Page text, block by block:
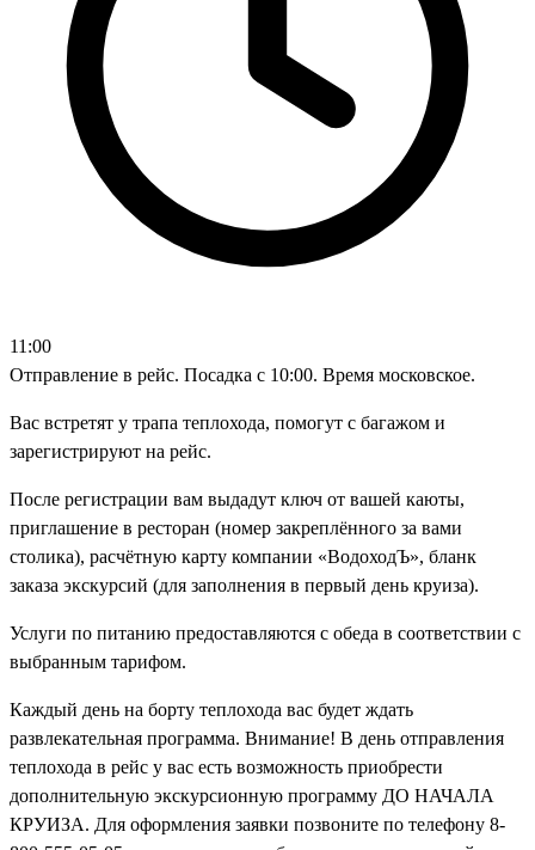
11:00
Отправление в рейс. Посадка с 10:00. Время московское.
Вас встретят у трапа теплохода, помогут с багажом и
зарегистрируют на рейс.
После регистрации вам выдадут ключ от вашей каюты,
приглашение в ресторан (номер закреплённого за вами
столика), расчётную карту компании «ВодоходЪ», бланк
заказа экскурсий (для заполнения в первый день круиза).
Услуги по питанию предоставляются с обеда в соответствии с
выбранным тарифом.
Каждый день на борту теплохода вас будет ждать
развлекательная программа. Внимание! В день отправления
теплохода в рейс у вас есть возможность приобрести
дополнительную экскурсионную программу ДО НАЧАЛА
КРУИЗА. Для оформления заявки позвоните по телефону 8-